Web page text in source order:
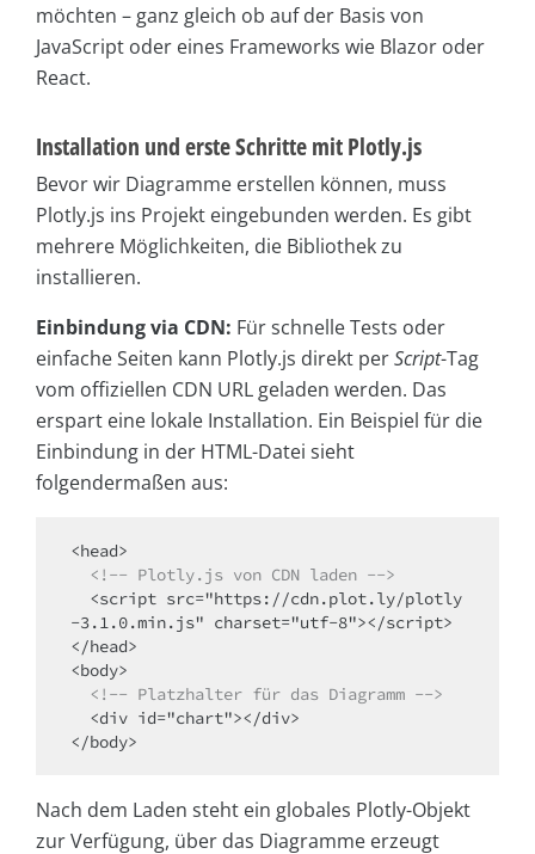
möchten – ganz gleich ob auf der Basis von
JavaScript oder eines Frameworks wie Blazor oder
React.
Installation und erste Schritte mit Plotly.js
Bevor wir Diagramme erstellen können, muss
Plotly.js ins Projekt eingebunden werden. Es gibt
mehrere Möglichkeiten, die Bibliothek zu
installieren.
Einbindung via CDN: Für schnelle Tests oder
einfache Seiten kann Plotly.js direkt perScript-Tag
vom offiziellen CDN URL geladen werden. Das
erspart eine lokale Installation. Ein Beispiel für die
Einbindung in der HTML-Datei sieht
folgendermaßen aus:
<head>
<!-- Plotly.js von CDN laden -->
-3.1.0.min.js" charset="utf-8"></script>
</head>
<body>
<!-- Platzhalter für das Diagramm -->
Nach dem Laden steht ein globales Plotly-Objekt
zur Verfügung, über das Diagramme erzeugt